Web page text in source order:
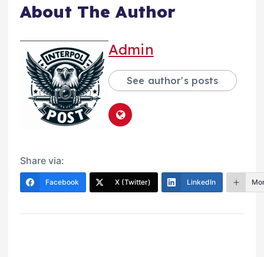
About The Author
Admin
See author's posts
Share via:
Facebook X (Twitter) LinkedIn